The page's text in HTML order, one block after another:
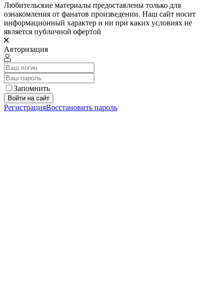
Любительские материалы предоставлены только для
ознакомления от фанатов произведении. Наш сайт носит
информационный характер и ни при каких условиях не
является публичной офертой
Авторизация
Запомнить
Войти на сайт
РегистрацияВосстановить пароль